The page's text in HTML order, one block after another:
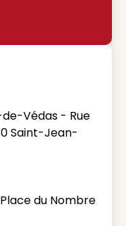
Védas - Rue
Saint-Jean-
du Nombre